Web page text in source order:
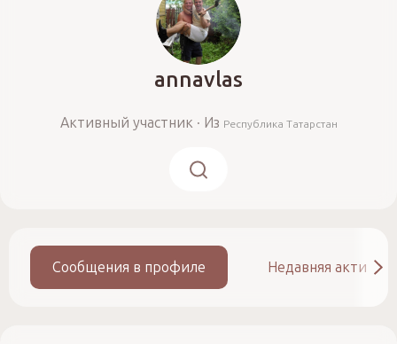
annavlas
Активный участник · Из Республика Татарстан
Сообщения в профиле Недавняя